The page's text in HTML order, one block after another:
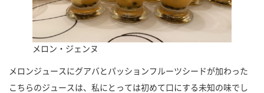
メロン・ジェンヌ
メロンジュースにグアバとパッションフルーツシードが加わった
こちらのジュースは、私にとっては初めて口にする未知の味でし